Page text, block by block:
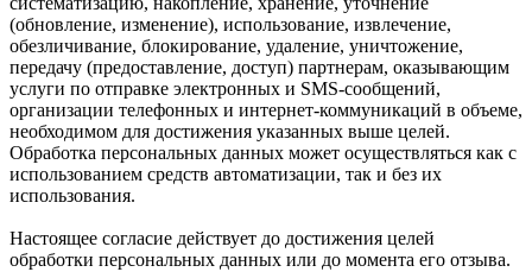
(обновление, изменение), использование, извлечение,
обезличивание, блокирование, удаление, уничтожение,
передачу (предоставление, доступ) партнерам, оказывающим
услуги по отправке электронных и SMS‑сообщений,
организации телефонных и интернет‑коммуникаций в объеме,
необходимом для достижения указанных выше целей.
Обработка персональных данных может осуществляться как с
использованием средств автоматизации, так и без их
использования.
Настоящее согласие действует до достижения целей
обработки персональных данных или до момента его отзыва.